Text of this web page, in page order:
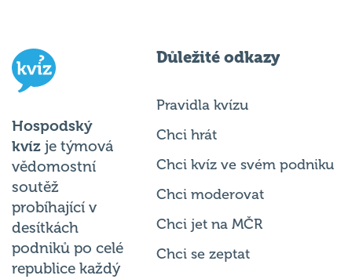
Hospodský
kvíz je týmová
vědomostní
soutěž
probíhající v
desítkách
podniků po celé
republice každý
Důležité odkazy
Pravidla kvízu
Chci hrát
Chci kvíz ve svém podniku
Chci moderovat
Chci jet na MČR
Chci se zeptat